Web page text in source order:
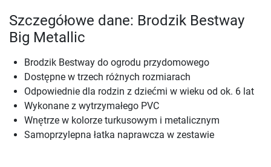
Szczegółowe dane: Brodzik Bestway
Big Metallic
Brodzik Bestway do ogrodu przydomowego
Dostępne w trzech różnych rozmiarach
Odpowiednie dla rodzin z dziećmi w wieku od ok. 6 lat
Wykonane z wytrzymałego PVC
Wnętrze w kolorze turkusowym i metalicznym
Samoprzylepna łatka naprawcza w zestawie